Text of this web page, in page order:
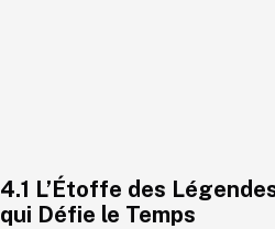
4.1 L’Étoffe des
qui Défie le Temps